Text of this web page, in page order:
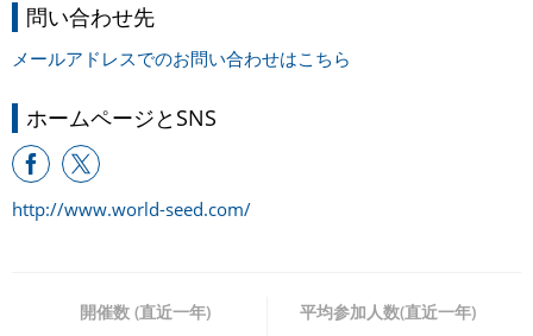
問い合わせ先
メールアドレスでのお問い合わせはこちら
ホームページとSNS
http://www.world-seed.com/
開催数 (直近一年) 平均参加人数(直近一年)